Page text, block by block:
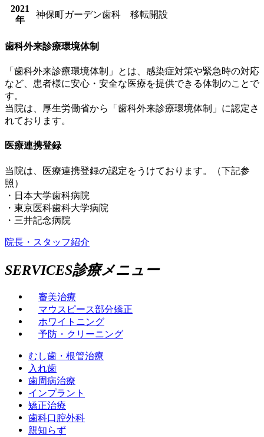
2021
年
神保町ガーデン歯科 移転開設
歯科外来診療環境体制
「歯科外来診療環境体制」とは、感染症対策や緊急時の対応
など、患者様に安心・安全な医療を提供できる体制のことで
す。
当院は、厚生労働省から「歯科外来診療環境体制」に認定さ
れております。
医療連携登録
当院は、医療連携登録の認定をうけております。（下記参
照）
・日本大学歯科病院
・東京医科歯科大学病院
・三井記念病院
院長・スタッフ紹介
SERVICES診療メニュー
審美治療
マウスピース部分矯正
ホワイトニング
予防・クリーニング
むし歯・根管治療
入れ歯
歯周病治療
インプラント
矯正治療
歯科口腔外科
親知らず